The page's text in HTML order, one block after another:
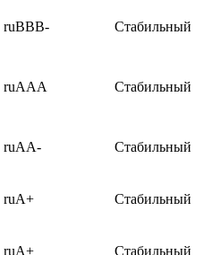
ruBBB- Стабильный
ruAAA Стабильный
ruAA- Стабильный
ruA+ Стабильный
ruA+ Стабильный